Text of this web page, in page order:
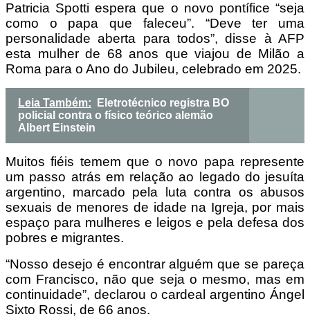
Patricia Spotti espera que o novo pontífice “seja
como o papa que faleceu”. “Deve ter uma
personalidade aberta para todos”, disse à AFP
esta mulher de 68 anos que viajou de Milão a
Roma para o Ano do Jubileu, celebrado em 2025.
Leia Também:
Eletrotécnico registra BO
policial contra o físico teórico alemão
Albert Einstein
Muitos fiéis temem que o novo papa represente
um passo atrás em relação ao legado do jesuíta
argentino, marcado pela luta contra os abusos
sexuais de menores de idade na Igreja, por mais
espaço para mulheres e leigos e pela defesa dos
pobres e migrantes.
“Nosso desejo é encontrar alguém que se pareça
com Francisco, não que seja o mesmo, mas em
continuidade”, declarou o cardeal argentino Ángel
Sixto Rossi, de 66 anos.